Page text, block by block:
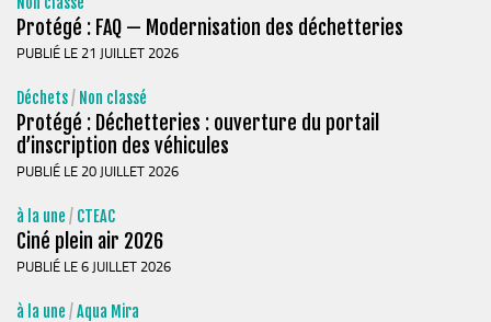
Protégé : FAQ — Modernisation des déchetteries
PUBLIÉ LE 21 JUILLET 2026
Déchets/ Non classé
Protégé : Déchetteries : ouverture du portail
d’inscription des véhicules
PUBLIÉ LE 20 JUILLET 2026
à la une / CTEAC
Ciné plein air 2026
PUBLIÉ LE 6 JUILLET 2026
à la une /Aqua Mira